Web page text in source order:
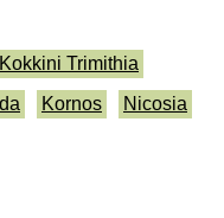
Kokkini Trimithia
Kornos
Nicosia